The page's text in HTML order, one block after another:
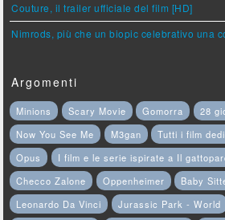
Couture, il trailer ufficiale del film [HD]
Nimrods, più che un biopic celebrativo una
Argomenti
Minions Scary Movie Gomorra
28
Now You See Me
M3gan
Tutti i film
Opus
I film e le serie ispirate a Il
Checco Zalone
Oppenheimer Baby
Leonardo Da Vinci
Jurassic Park - World